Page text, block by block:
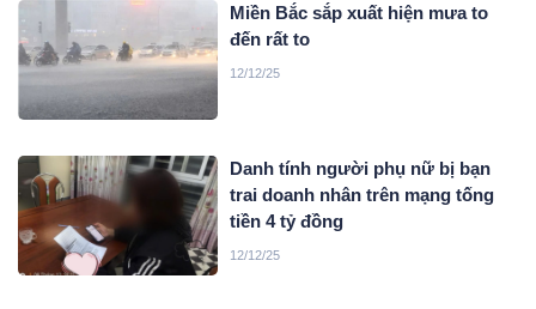
Miền Bắc sắp xuất hiện mưa to
đến rất to
12/12/25
Danh tính người phụ nữ bị bạn
trai doanh nhân trên mạng tống
tiền 4 tỷ đồng
12/12/25